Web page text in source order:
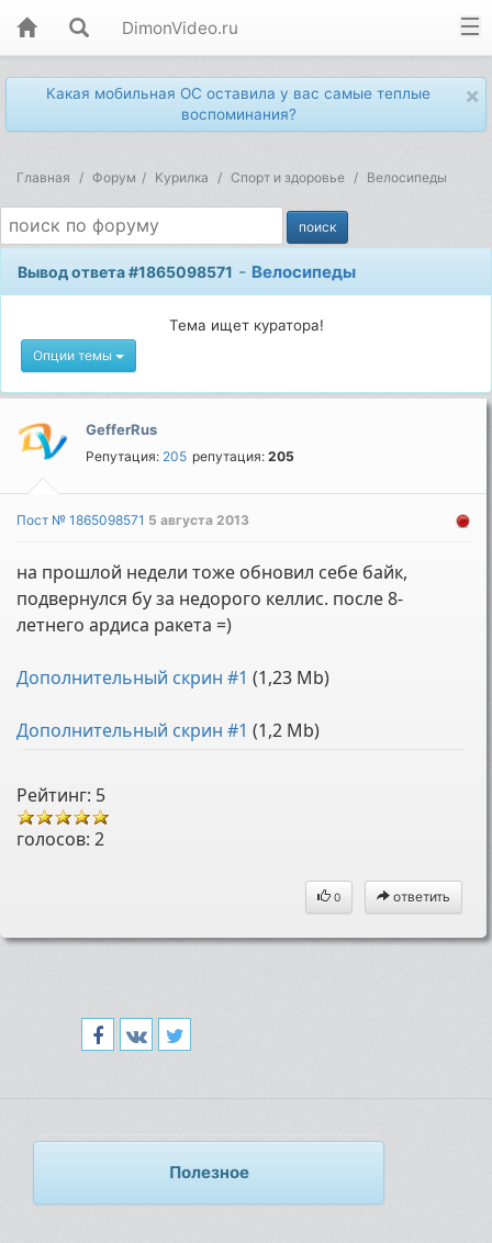
DimonVideo.ru
×
Какая мобильная ОС оставила у вас самые теплые
воспоминания?
Главная Форум Kурилка Спорт и здоровье Велосипеды
Вывод ответа #1865098571 - Велосипеды
Тема ищет куратора!
Опции темы
GefferRus
Репутация: 205 репутация:205
Пост № 1865098571 5 августа 2013
на прошлой недели тоже обновил себе байк,
подвернулся бу за недорого келлис. после 8-
летнего ардиса ракета =)
Дополнительный скрин #1 (1,23 Mb)
Дополнительный скрин #1 (1,2 Mb)
Рейтинг: 5
голосов:2
0 ответить
Полезное